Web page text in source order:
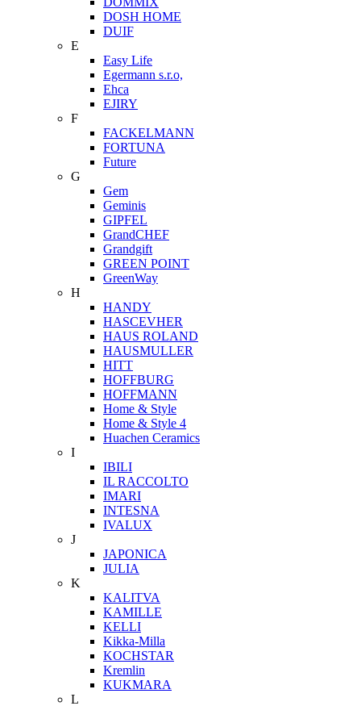
DOSH HOME
DUIF
E
Easy Life
Egermann s.r.o,
Ehca
EJIRY
F
FACKELMANN
FORTUNA
Future
G
Gem
Geminis
GIPFEL
GrandCHEF
Grandgift
GREEN POINT
GreenWay
H
HANDY
HASCEVHER
HAUS ROLAND
HAUSMULLER
HITT
HOFFBURG
HOFFMANN
Home & Style
Home & Style 4
Huachen Ceramics
I
IBILI
IL RACCOLTO
IMARI
INTESNA
IVALUX
J
JAPONICA
JULIA
K
KALITVA
KAMILLE
KELLI
Kikka-Milla
KOCHSTAR
Kremlin
KUKMARA
L